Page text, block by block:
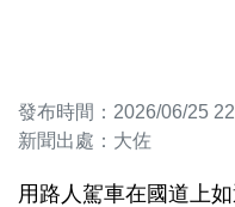
發布時間：2026/06/25
新聞出處：大佐
用路人駕車在國道上如